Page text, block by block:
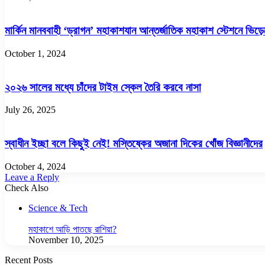
মার্কিন মানববাহী ‘ড্রাগন’ মহাকাশযান আন্তর্জাতিক মহাকাশ স্টেশনে
October 1, 2024
২০২৬ সালের মধ্যে চাঁদের টাইম স্কেল তৈরি করবে নাসা
July 26, 2025
স্বাধীন ইচ্ছা বলে কিছুই নেই! মস্তিষ্কের অজানা দিকের খোঁজ বিজ্ঞানীদের
October 4, 2024
Leave a Reply
Check Also
Science & Tech
মহাকাশে আড়ি পাতছে রাশিয়া?
November 10, 2025
Recent Posts